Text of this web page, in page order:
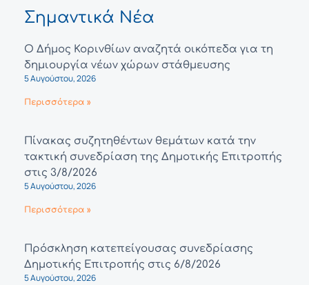
Σημαντικά Νέα
Ο Δήμος Κορινθίων αναζητά οικόπεδα για τη
δημιουργία νέων χώρων στάθμευσης
5 Αυγούστου, 2026
Περισσότερα »
Πίνακας συζητηθέντων θεμάτων κατά την
τακτική συνεδρίαση της Δημοτικής Επιτροπής
στις 3/8/2026
5 Αυγούστου, 2026
Περισσότερα »
Πρόσκληση κατεπείγουσας συνεδρίασης
Δημοτικής Επιτροπής στις 6/8/2026
5 Αυγούστου, 2026